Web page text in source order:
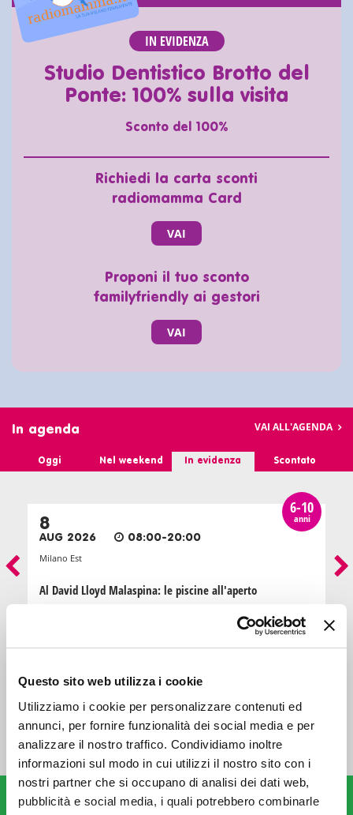
Questo sito web utilizza i cookie
Utilizziamo i cookie per personalizzare contenuti ed
annunci, per fornire funzionalità dei social media e per
analizzare il nostro traffico. Condividiamo inoltre
informazioni sul modo in cui utilizzi il nostro sito con i
nostri partner che si occupano di analisi dei dati web,
pubblicità e social media, i quali potrebbero combinarle
IN EVIDENZA
Studio Dentistico Brotto del
Ponte: 100% sulla visita
Sconto del 100%
Richiedi la carta sconti
radiomamma Card
VAI
Proponi il tuo sconto
familyfriendly ai gestori
VAI
In agenda VAI ALL'AGENDA
Oggi Nel weekend In evidenza Scontato
6-10
anni
8
AUG 2026 08:00-20:00
Milano Est
Al David Lloyd Malaspina: le piscine all'aperto
Parchi e itinerari VAI AI PARCHI E AGLI ITINERARI